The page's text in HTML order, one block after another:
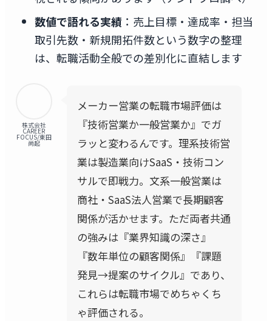
数値で語れる実績 ：売上目標・達成率・担当
取引先数・新規開拓件数という数字の整理
は、転職活動全般での差別化に直結します
株式会社
CAREER
FOCUS/東田
尚起
メーカー営業の転職市場評価は
『技術営業か一般営業か』でガ
ラッと変わるんです。理系技術営
業は製造業向けSaaS・技術コン
サルで即戦力。文系一般営業は
商社・SaaS法人営業で長期顧客
関係が活かせます。ただ両者共通
の強みは『業界知識の深さ』
『数年単位の顧客関係』『課題
発見→提案のサイクル』であり、
これらは転職市場でめちゃくち
ゃ評価される。